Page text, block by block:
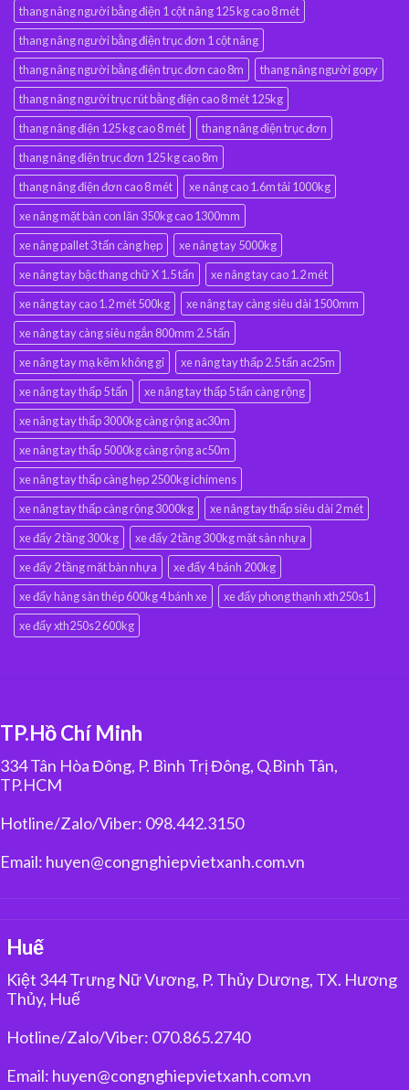
thang nâng người bằng điện 1 cột nâng 125 kg cao 8 mét
thang nâng người bằng điện trục đơn 1 cột nâng
thang nâng người bằng điện trục đơn cao 8m
thang nâng người gopy
thang nâng người trục rút bằng điện cao 8 mét 125kg
thang nâng điện 125 kg cao 8 mét
thang nâng điện trục đơn
thang nâng điện trục đơn 125 kg cao 8m
thang nâng điện đơn cao 8 mét
xe nâng cao 1.6m tải 1000kg
xe nâng mặt bàn con lăn 350kg cao 1300mm
xe nâng pallet 3 tấn càng hẹp
xe nâng tay 5000kg
xe nâng tay bậc thang chữ X 1.5 tấn
xe nâng tay cao 1.2 mét
xe nâng tay cao 1.2 mét 500kg
xe nâng tay càng siêu dài 1500mm
xe nâng tay càng siêu ngắn 800mm 2.5 tấn
xe nâng tay mạ kẽm không gỉ
xe nâng tay thấp 2.5 tấn ac25m
xe nâng tay thấp 5 tấn
xe nâng tay thấp 5 tấn càng rộng
xe nâng tay thấp 3000kg càng rộng ac30m
xe nâng tay thấp 5000kg càng rộng ac50m
xe nâng tay thấp càng hẹp 2500kg ichimens
xe nâng tay thấp càng rộng 3000kg
xe nâng tay thấp siêu dài 2 mét
xe đẩy 2 tầng 300kg
xe đẩy 2 tầng 300kg mặt sàn nhựa
xe đẩy 2 tầng mặt bàn nhựa
xe đẩy 4 bánh 200kg
xe đẩy hàng sàn thép 600kg 4 bánh xe
xe đẩy phong thạnh xth250s1
xe đẩy xth250s2 600kg
TP.Hồ Chí Minh
334 Tân Hòa Đông, P. Bình Trị Đông, Q.Bình Tân,
TP.HCM
Hotline/Zalo/Viber: 098.442.3150
Email: huyen@congnghiepvietxanh.com.vn
Huế
Kiệt 344 Trưng Nữ Vương, P. Thủy Dương, TX. Hương
Thủy, Huế
Hotline/Zalo/Viber: 070.865.2740
Email: huyen@congnghiepvietxanh.com.vn